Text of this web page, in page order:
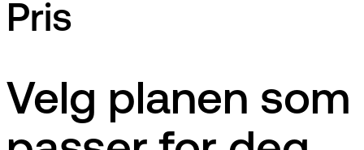
Pris
Velg planen som